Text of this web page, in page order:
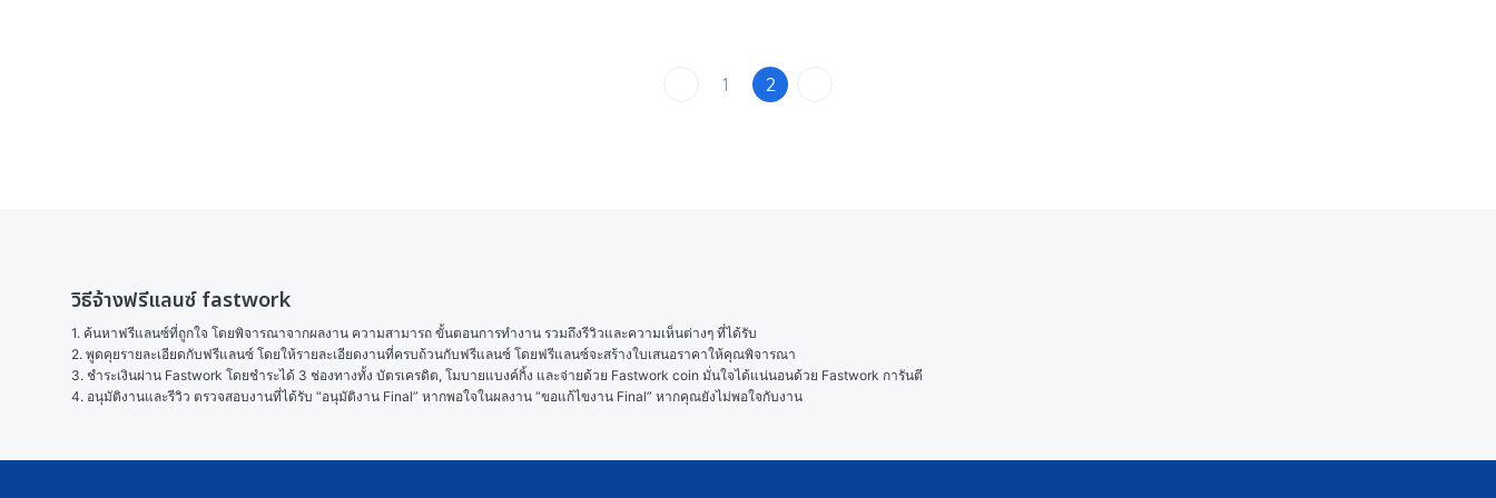
1 2
วิธีจ้างฟรีแลนซ์ fastwork
1. ค้นหาฟรีแลนซ์ที่ถูกใจ โดยพิจารณาจากผลงาน ความสามารถ ขั้นตอนการทำงาน รวมถึงรีวิวและความเห็นต่างๆ ที่ได้รับ
2. พูดคุยรายละเอียดกับฟรีแลนซ์ โดยให้รายละเอียดงานที่ครบถ้วนกับฟรีแลนซ์ โดยฟรีแลนซ์จะสร้างใบเสนอราคาให้คุณพิจารณา
3. ชำระเงินผ่าน Fastwork โดยชำระได้ 3 ช่องทางทั้ง บัตรเครดิต, โมบายแบงค์กิ้ง และจ่ายด้วย Fastwork coin มั่นใจได้แน่นอนด้วย Fastwork การันตี
4. อนุมัติงานและรีวิว ตรวจสอบงานที่ได้รับ “อนุมัติงาน Final” หากพอใจในผลงาน “ขอแก้ไขงาน Final” หากคุณยังไม่พอใจกับงาน